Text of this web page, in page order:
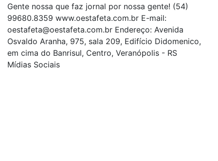
Gente nossa que faz jornal por nossa gente! (54)
99680.8359 www.oestafeta.com.br E-mail:
oestafeta@oestafeta.com.br Endereço: Avenida
Osvaldo Aranha, 975, sala 209, Edifício Didomenico,
em cima do Banrisul, Centro, Veranópolis - RS
Mídias Sociais